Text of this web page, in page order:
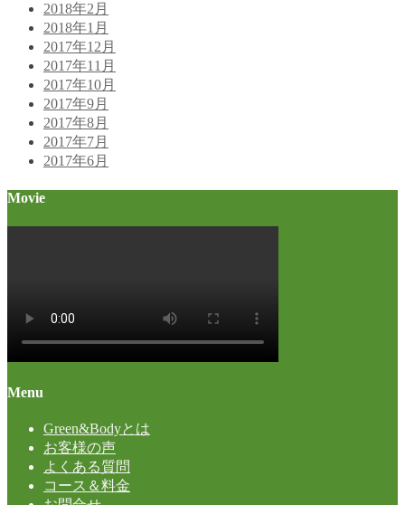
2018年2月
2018年1月
2017年12月
2017年11月
2017年10月
2017年9月
2017年8月
2017年7月
2017年6月
Movie
Menu
Green&Bodyとは
お客様の声
よくある質問
コース＆料金